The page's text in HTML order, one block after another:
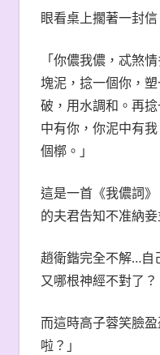
眼看桌上擱著一封
「你儂我儂，忒煞
塊泥，捻一個你，
破，用水調和。再
中有你，你泥中有
個槨。」
這是一首《我儂詞
的夫君告知不准納
趙衛鍇完全不解…自
又哪根神經不對了？
而這時高子蓉笑臉
啦？」